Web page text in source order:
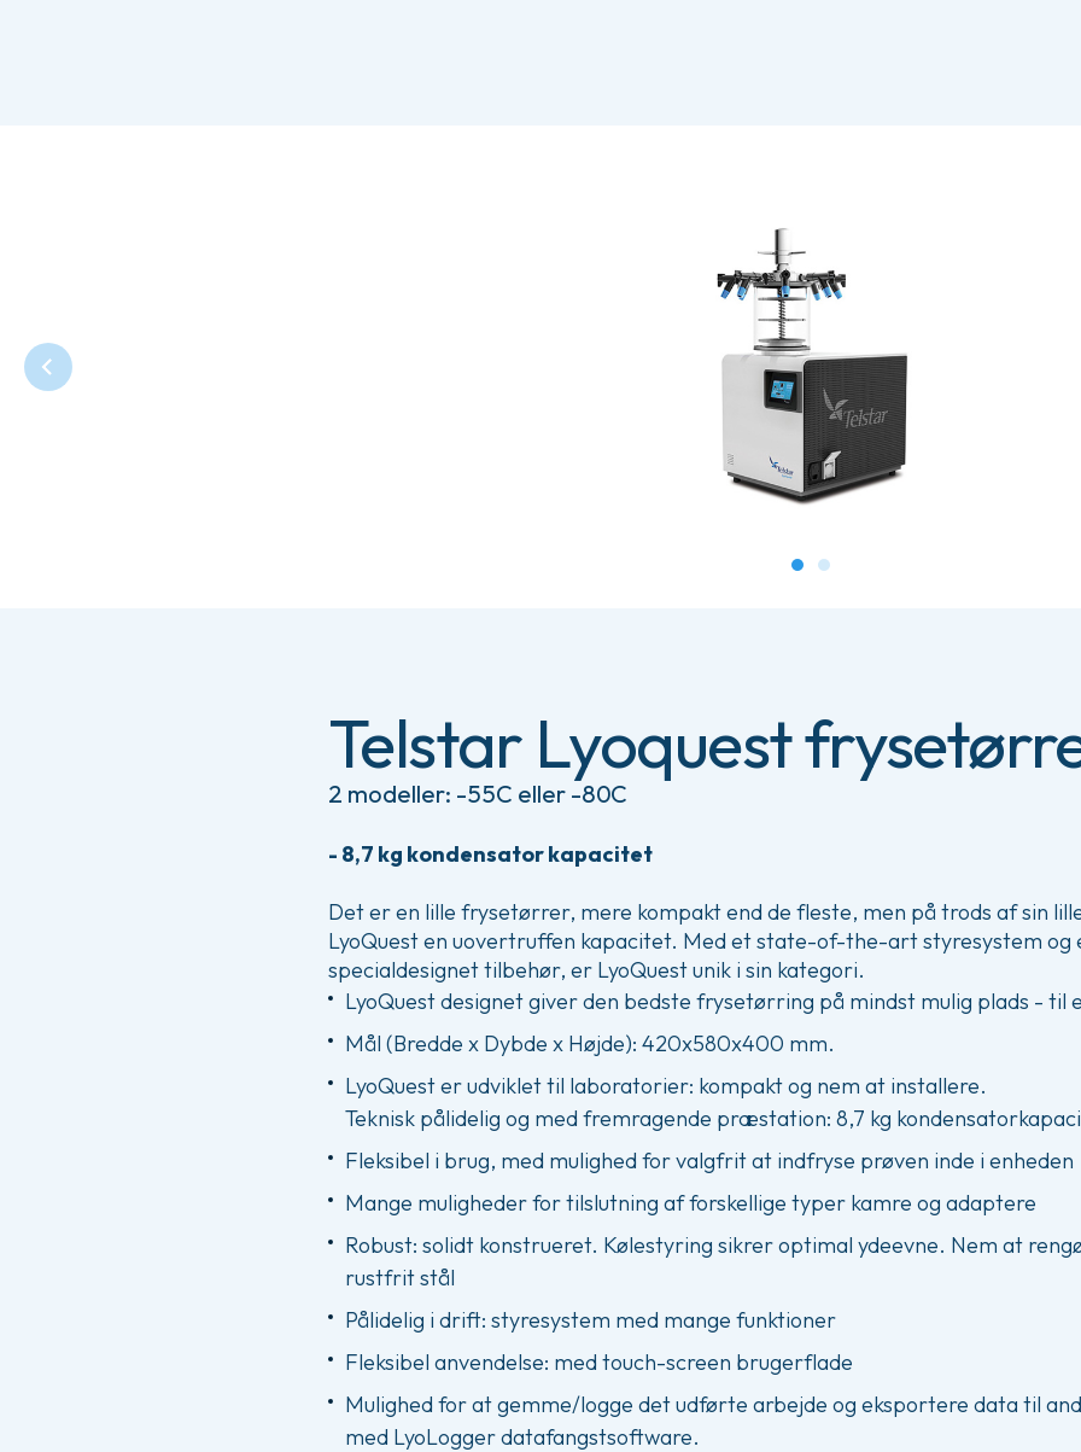
Telstar Lyoquest
2 modeller: -55C eller -80C
- 8,7 kg kondensator kapacitet
Det er en lille frysetørrer, mere kompakt end de fleste, men på trods af sin
LyoQuest en uovertruffen kapacitet. Med et state-of-the-art styresystem og
specialdesignet tilbehør, er LyoQuest unik i sin kategori.
LyoQuest designet giver den bedste frysetørring på mindst mulig plads - til
Mål (Bredde x Dybde x Højde): 420x580x400 mm.
LyoQuest er udviklet til laboratorier: kompakt og nem at installere.
Teknisk pålidelig og med fremragende præstation: 8,7 kg
Fleksibel i brug, med mulighed for valgfrit at indfryse prøven inde i enheden
Mange muligheder for tilslutning af forskellige typer kamre og adaptere
Robust: solidt konstrueret. Kølestyring sikrer optimal ydeevne. Nem at
rustfrit stål
Pålidelig i drift: styresystem med mange funktioner
Fleksibel anvendelse: med touch-screen brugerflade
Mulighed for at gemme/logge det udførte arbejde og eksportere data til
med LyoLogger datafangstsoftware.